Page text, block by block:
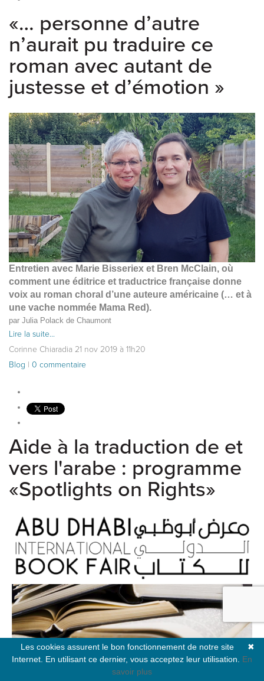
«… personne d’autre
n’aurait pu traduire ce
roman avec autant de
justesse et d’émotion »
Entretien avec Marie Bisseriex et Bren McClain, où
comment une éditrice et traductrice française donne
voix au roman choral d’une auteure américaine (… et à
une vache nommée Mama Red).
par Julia Polack de Chaumont
Lire la suite...
Corinne Chiaradia 21 nov 2019 à 11h20
Blog | 0 commentaire
Aide à la traduction de et
vers l'arabe : programme
«Spotlights on Rights»
✖
Les cookies assurent le bon fonctionnement de notre site
Internet. En utilisant ce dernier, vous acceptez leur utilisation. En
savoir plus